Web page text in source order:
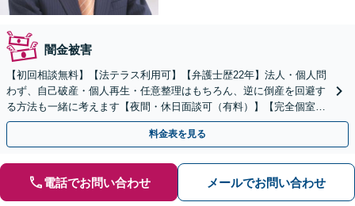
闇金被害
【初回相談無料】【法テラス利用可】【弁護士歴22年】法人・個人問
わず、自己破産・個人再生・任意整理はもちろん、逆に倒産を回避す
る方法も一緒に考えます【夜間・休日面談可（有料）】【完全個室】
【北浜駅徒歩10分】
料金表を見る
電話でお問い合わせ メールでお問い合わせ